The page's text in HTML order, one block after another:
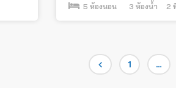
5 ห้องนอน 3 ห้องน้ำ 2
Page
1 …